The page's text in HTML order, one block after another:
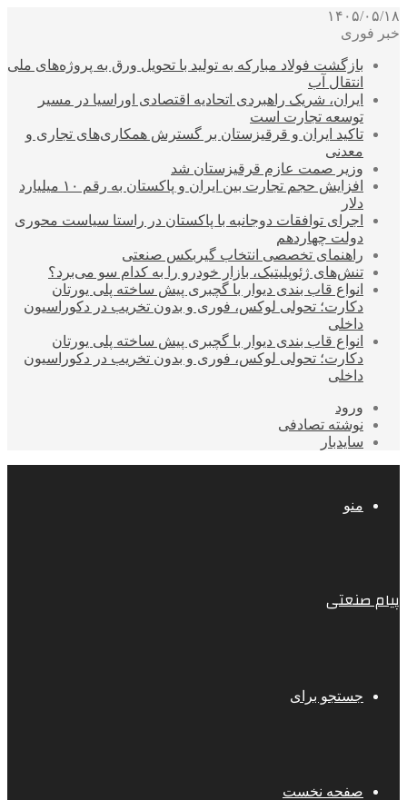
۱۴۰۵/۰۵/۱۸
خبر فوری
بازگشت فولاد مبارکه به تولید با تحویل ورق به پروژه‌های ملی
انتقال آب
ایران، شریک راهبردی اتحادیه اقتصادی اوراسیا در مسیر
توسعه تجارت است
تاکید ایران و قرقیزستان بر گسترش همکاری‌های تجاری و
معدنی
وزیر صمت عازم قرقیزستان شد
افزایش حجم تجارت بین ایران و پاکستان به رقم ۱۰ میلیارد
دلار
اجرای توافقات دوجانبه با پاکستان در راستا سیاست محوری
دولت چهاردهم
راهنمای تخصصی انتخاب گیربکس صنعتی
تنش‌های ژئوپلیتیک، بازار خودرو را به کدام سو می‌برد؟
انواع قاب بندی دیوار با گچبری پیش ساخته پلی یورتان
دکارت؛ تحولی لوکس، فوری و بدون تخریب در دکوراسیون
داخلی
انواع قاب بندی دیوار با گچبری پیش ساخته پلی یورتان
دکارت؛ تحولی لوکس، فوری و بدون تخریب در دکوراسیون
داخلی
ورود
نوشته تصادفی
سایدبار
منو
پیام صنعتی
جستجو برای
صفحه نخست